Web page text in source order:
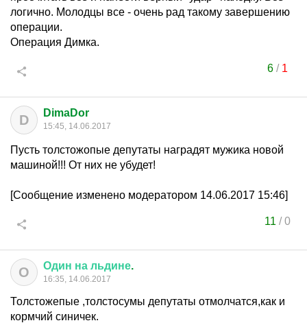
логично. Молодцы все - очень рад такому завершению
операции.
Операция Димка.
6/ 1
D DimaDor
15:45, 14.06.2017
Пусть толстожопые депутаты наградят мужика новой
машиной!!! От них не убудет!
[Сообщение изменено модератором 14.06.2017 15:46]
11 /0
О Один на льдине.
16:35, 14.06.2017
Толстожепые ,толстосумы депутаты отмолчатся,как и
кормчий синичек.